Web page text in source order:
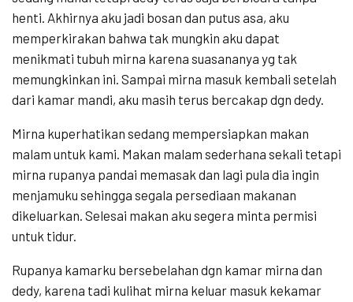
henti. Akhirnya aku jadi bosan dan putus asa, aku
memperkirakan bahwa tak mungkin aku dapat
menikmati tubuh mirna karena suasananya yg tak
memungkinkan ini. Sampai mirna masuk kembali setelah
dari kamar mandi, aku masih terus bercakap dgn dedy.
Mirna kuperhatikan sedang mempersiapkan makan
malam untuk kami. Makan malam sederhana sekali tetapi
mirna rupanya pandai memasak dan lagi pula dia ingin
menjamuku sehingga segala persediaan makanan
dikeluarkan. Selesai makan aku segera minta permisi
untuk tidur.
Rupanya kamarku bersebelahan dgn kamar mirna dan
dedy, karena tadi kulihat mirna keluar masuk kekamar